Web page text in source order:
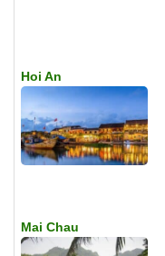
Hoi An
Mai Chau